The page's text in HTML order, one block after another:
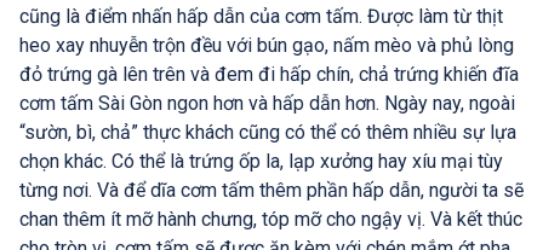
cũng là điểm nhấn hấp dẫn của cơm tấm. Được làm từ thịt
heo xay nhuyễn trộn đều với bún gạo, nấm mèo và phủ lòng
đỏ trứng gà lên trên và đem đi hấp chín, chả trứng khiến đĩa
cơm tấm Sài Gòn ngon hơn và hấp dẫn hơn. Ngày nay, ngoài
“sườn, bì, chả” thực khách cũng có thể có thêm nhiều sự lựa
chọn khác. Có thể là trứng ốp la, lạp xưởng hay xíu mại tùy
từng nơi. Và để dĩa cơm tấm thêm phần hấp dẫn, người ta sẽ
chan thêm ít mỡ hành chưng, tóp mỡ cho ngậy vị. Và kết thúc